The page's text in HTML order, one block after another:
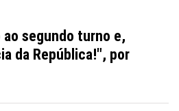
segundo turno e,
da República!", por